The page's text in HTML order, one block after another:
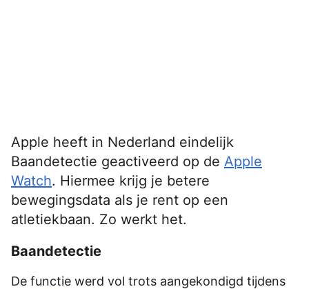
Apple heeft in Nederland eindelijk
Baandetectie geactiveerd op de Apple
Watch. Hiermee krijg je betere
bewegingsdata als je rent op een
atletiekbaan. Zo werkt het.
Baandetectie
De functie werd vol trots aangekondigd tijdens